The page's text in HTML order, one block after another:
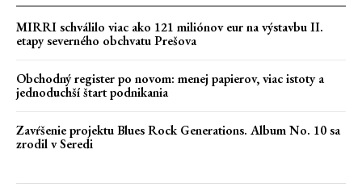
MIRRI schválilo viac ako 121 miliónov eur na výstavbu II.
etapy severného obchvatu Prešova
Obchodný register po novom: menej papierov, viac istoty a
jednoduchší štart podnikania
Zavŕšenie projektu Blues Rock Generations. Album No. 10 sa
zrodil v Seredi